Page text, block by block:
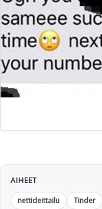
AIHEET
nettideittailu
Tinder